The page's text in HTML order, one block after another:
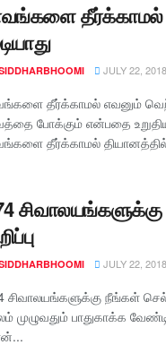
தீர்க்காமல்
JULY 22, 2018
தீர்க்காமல் எவனும்
போக்கும் என்பதை
தீர்க்காமல்
JULY 22, 2018
சிவாலயங்களுக்கு நீங்கள்
முழுவதும் பாதுகாக்க